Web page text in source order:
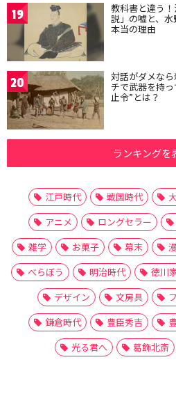
19 教科書と違う
説」の嘘と、
本当の理由
20 対話がダメな
チで武器を持
止令”とは？
ランキングを
江戸時代 戦国時代
アニメ
ロングセラー
雑学
お菓子 幕末
べらぼう
明治時代 徳川
デザイン
文房具
鎌倉時代
豊臣秀吉
光る君へ
葛飾北斎